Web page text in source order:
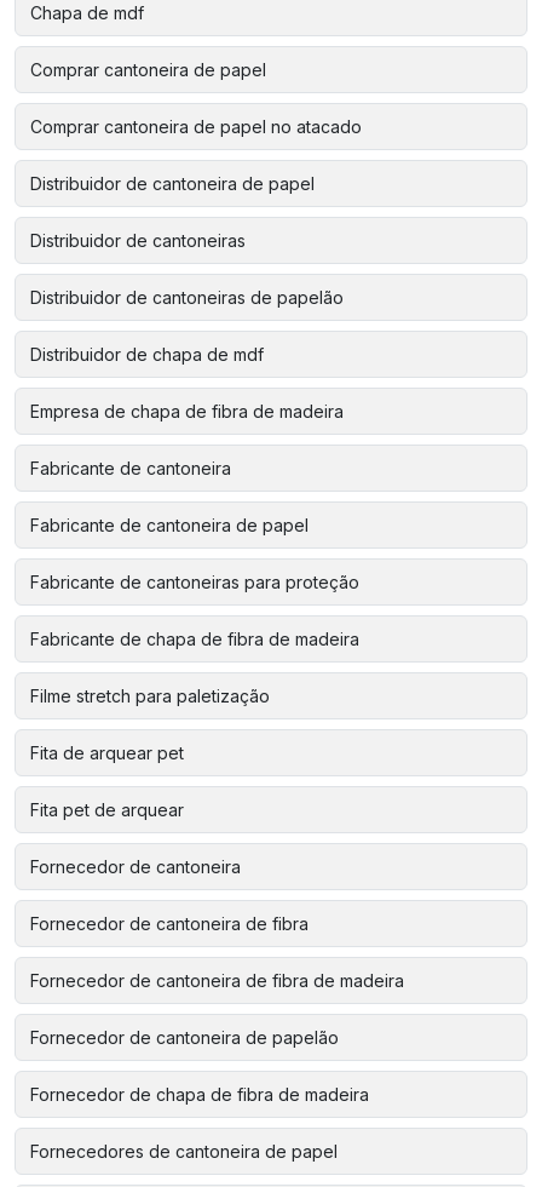
Chapa de mdf
Comprar cantoneira de papel
Comprar cantoneira de papel no atacado
Distribuidor de cantoneira de papel
Distribuidor de cantoneiras
Distribuidor de cantoneiras de papelão
Distribuidor de chapa de mdf
Empresa de chapa de fibra de madeira
Fabricante de cantoneira
Fabricante de cantoneira de papel
Fabricante de cantoneiras para proteção
Fabricante de chapa de fibra de madeira
Filme stretch para paletização
Fita de arquear pet
Fita pet de arquear
Fornecedor de cantoneira
Fornecedor de cantoneira de fibra
Fornecedor de cantoneira de fibra de madeira
Fornecedor de cantoneira de papelão
Fornecedor de chapa de fibra de madeira
Fornecedores de cantoneira de papel